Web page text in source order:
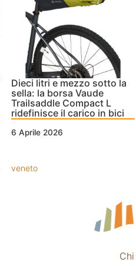
Dieci litri e mezzo sotto la
sella: la borsa Vaude
Trailsaddle Compact L
ridefinisce il carico in bici
6 Aprile 2026
veneto